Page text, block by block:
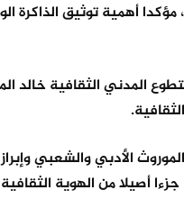
أهمية توثيق الذاكرة
المدني الثقافية خالد
الأدبي والشعبي
أصيلا من الهوية الثقافية